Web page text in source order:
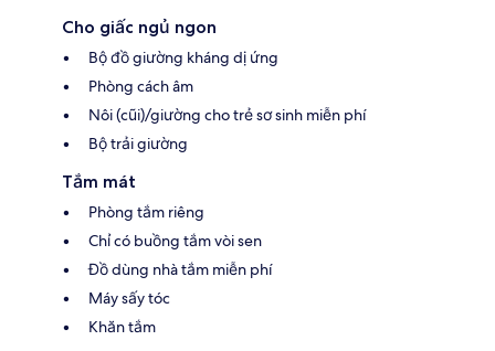
Cho giấc ngủ ngon
Bộ đồ giường kháng dị ứng
Phòng cách âm
Nôi (cũi)/giường cho trẻ sơ sinh miễn phí
Bộ trải giường
Tắm mát
Phòng tắm riêng
Chỉ có buồng tắm vòi sen
Đồ dùng nhà tắm miễn phí
Máy sấy tóc
Khăn tắm